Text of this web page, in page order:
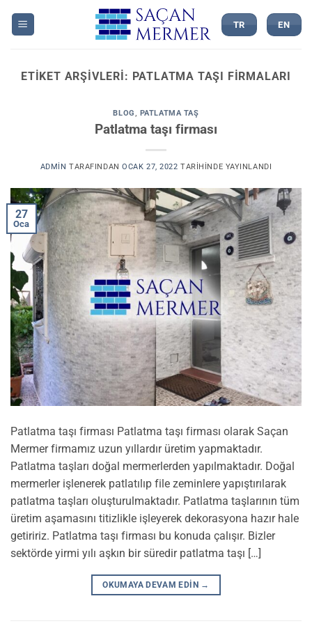
TR EN
ETIKET ARŞIVLERI: PATLATMA TAŞI FIRMALARI
BLOG, PATLATMA TAŞ
Patlatma taşı firması
ADMIN TARAFINDAN OCAK 27, 2022 TARIHINDE YAYINLANDI
27
Oca
Patlatma taşı firması Patlatma taşı firması olarak Saçan
Mermer firmamız uzun yıllardır üretim yapmaktadır.
Patlatma taşları doğal mermerlerden yapılmaktadır. Doğal
mermerler işlenerek patlatılıp file zeminlere yapıştırılarak
patlatma taşları oluşturulmaktadır. Patlatma taşlarının tüm
üretim aşamasını titizlikle işleyerek dekorasyona hazır hale
getiririz. Patlatma taşı firması bu konuda çalışır. Bizler
sektörde yirmi yılı aşkın bir süredir patlatma taşı […]
OKUMAYA DEVAM EDIN →